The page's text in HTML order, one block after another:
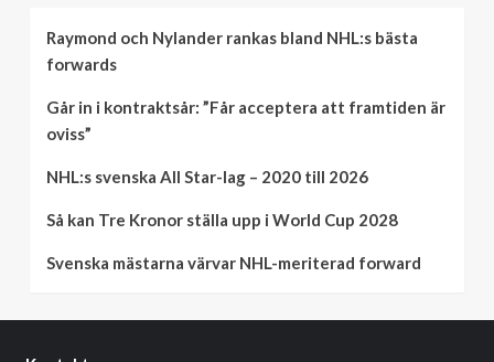
Raymond och Nylander rankas bland NHL:s bästa
forwards
Går in i kontraktsår: ”Får acceptera att framtiden är
oviss”
NHL:s svenska All Star-lag – 2020 till 2026
Så kan Tre Kronor ställa upp i World Cup 2028
Svenska mästarna värvar NHL-meriterad forward